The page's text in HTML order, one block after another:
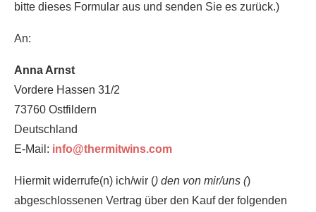
bitte dieses Formular aus und senden Sie es zurück.)
An:
Anna Arnst
Vordere Hassen 31/2
73760 Ostfildern
Deutschland
E-Mail: info@thermitwins.com
Hiermit widerrufe(n) ich/wir () den von mir/uns ()
abgeschlossenen Vertrag über den Kauf der folgenden